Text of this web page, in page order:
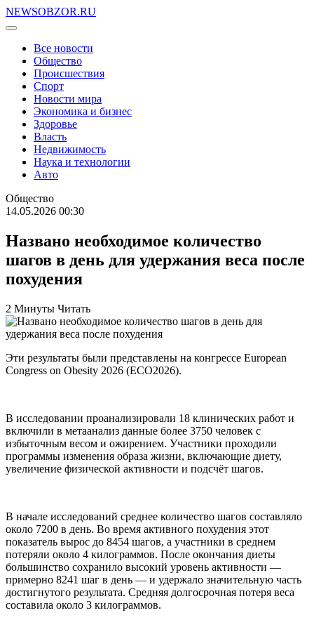
NEWSOBZOR.RU
Все новости
Общество
Происшествия
Спорт
Новости мира
Экономика и бизнес
Здоровье
Власть
Недвижимость
Наука и технологии
Авто
Общество
14.05.2026 00:30
Названо необходимое количество
шагов в день для удержания веса после
похудения
2 Минуты Читать
Эти результаты были представлены на конгрессе European
Congress on Obesity 2026 (ECO2026).
В исследовании проанализировали 18 клинических работ и
включили в метаанализ данные более 3750 человек с
избыточным весом и ожирением. Участники проходили
программы изменения образа жизни, включающие диету,
увеличение физической активности и подсчёт шагов.
В начале исследований среднее количество шагов составляло
около 7200 в день. Во время активного похудения этот
показатель вырос до 8454 шагов, а участники в среднем
потеряли около 4 килограммов. После окончания диеты
большинство сохранило высокий уровень активности —
примерно 8241 шаг в день — и удержало значительную часть
достигнутого результата. Средняя долгосрочная потеря веса
составила около 3 килограммов.